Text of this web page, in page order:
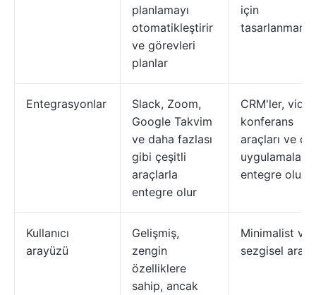
planlamayı
otomatikleştirir
ve görevleri
planlar
için
Entegrasyonlar
Slack, Zoom,
Google Takvim
ve daha fazlası
gibi çeşitli
araçlarla
entegre olur
CRM'ler,
konferans
araçları ve
uygulamalarla
entegre olur
Kullanıcı
arayüzü
Gelişmiş,
zengin
özelliklere
sahip, ancak
Minimalist ve
sezgisel